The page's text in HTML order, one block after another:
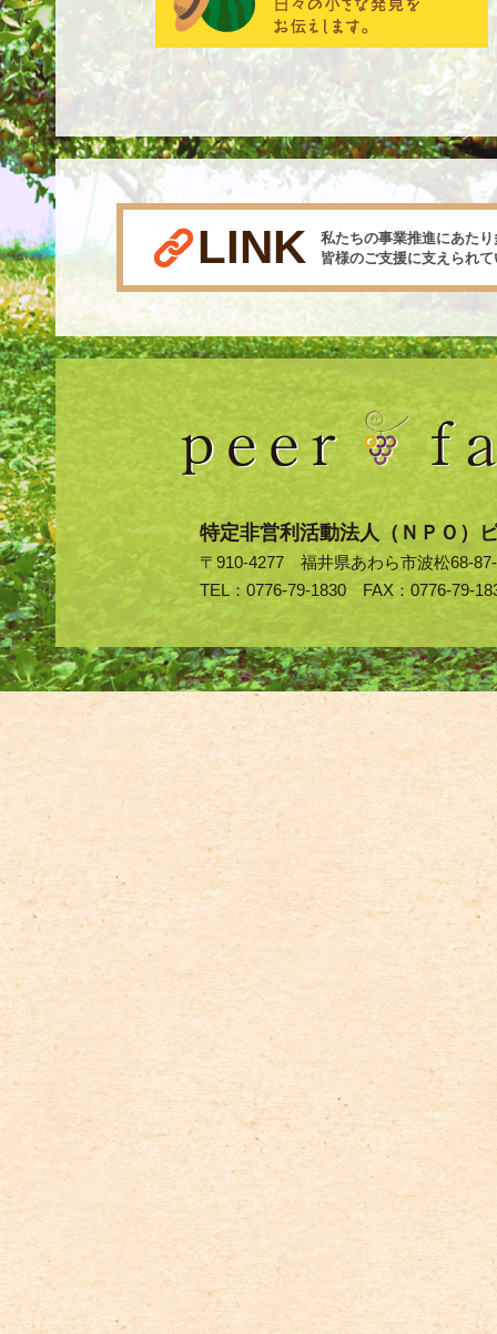
LINK
私たちの事業推進にあた
皆様のご支援に支えられ
特定非営利活動法人（ＮＰＯ）
〒910-4277 福井県あわら市波松68-
TEL：0776-79-1830 FAX：0776-79-